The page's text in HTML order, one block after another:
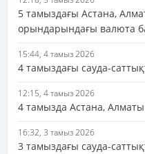
5 тамыздағы Астана,
орындарындағы валюта
15:44, 4 тамыз 2026
4 тамыздағы сауда-
12:15, 4 тамыз 2026
4 тамызда Астана,
16:32, 3 тамыз 2026
3 тамыздағы сауда-